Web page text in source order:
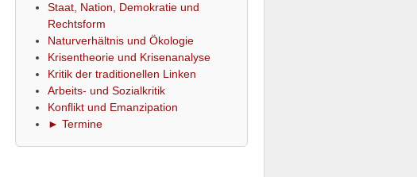
Staat, Nation, Demokratie und
Rechtsform
Naturverhältnis und Ökologie
Krisentheorie und Krisenanalyse
Kritik der traditionellen Linken
Arbeits- und Sozialkritik
Konflikt und Emanzipation
► Termine